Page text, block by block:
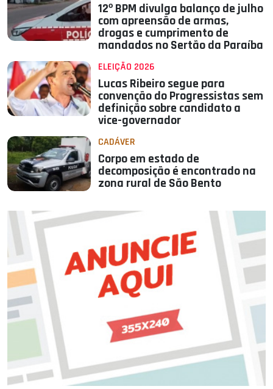
12º BPM divulga balanço de julho
com apreensão de armas,
drogas e cumprimento de
mandados no Sertão da Paraíba
ELEIÇÃO 2026
Lucas Ribeiro segue para
convenção do Progressistas sem
definição sobre candidato a
vice-governador
CADÁVER
Corpo em estado de
decomposição é encontrado na
zona rural de São Bento